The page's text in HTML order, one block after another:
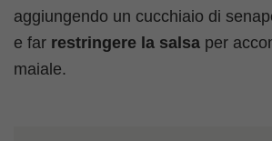
aggiungendo un cucchiaio di
e far restringere la salsa per
maiale.